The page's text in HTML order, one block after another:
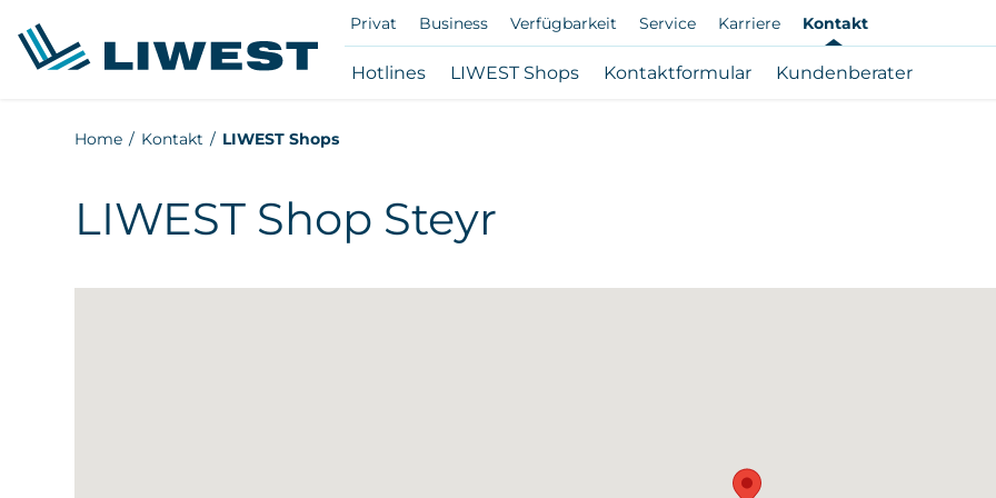
Privat Business Verfügbarkeit Service Karriere Kontakt
Hotlines LIWEST Shops Kontaktformular Kundenberater
Home Kontakt LIWEST Shops
LIWEST Shop Steyr